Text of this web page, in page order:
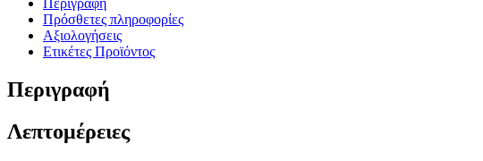
Περιγραφή
Πρόσθετες πληροφορίες
Αξιολογήσεις
Ετικέτες Προϊόντος
Περιγραφή
Λεπτομέρειες